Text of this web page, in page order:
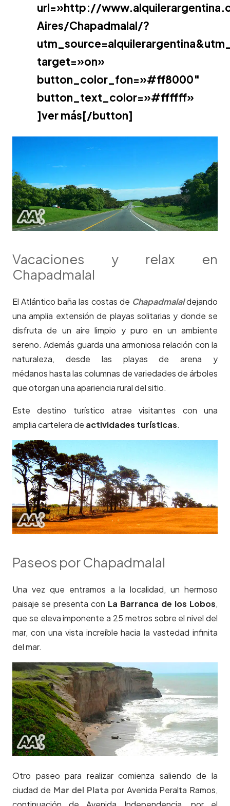
url=»http://
Aires/Chapadmalal/?
target=»on»
button_color_fon=»#ff8000″
button_text_color=»#ffffff»
]ver más[/button]
Vacaciones y relax en
Chapadmalal
El Atlántico baña las costas de Chapadmalaldejando
una amplia extensión de playas solitarias y donde se
disfruta de un aire limpio y puro en un ambiente
sereno. Además guarda una armoniosa relación con la
naturaleza, desde las playas de arena y
médanos hasta las columnas de variedades de árboles
que otorgan una apariencia rural del sitio.
Este destino turístico atrae visitantes con una
amplia cartelera de actividades turísticas.
Paseos por Chapadmalal
Una vez que entramos a la localidad, un hermoso
paisaje se presenta con La Barranca de los Lobos,
que se eleva imponente a 25 metros sobre el nivel del
mar, con una vista increíble hacia la vastedad infinita
del mar.
Otro paseo para realizar comienza saliendo de la
ciudad de Mar del Plata por Avenida Peralta Ramos,